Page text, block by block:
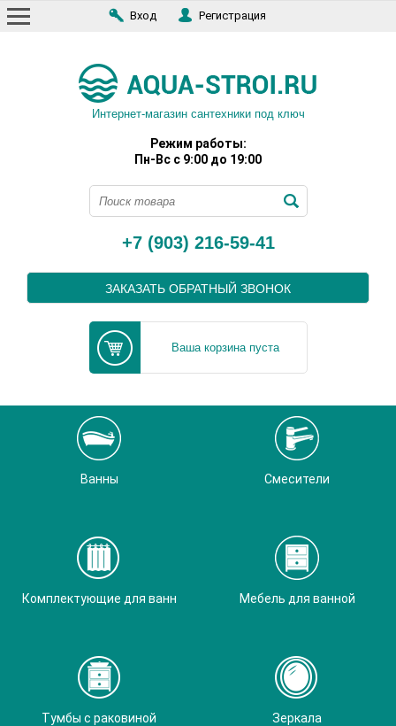
Вход Регистрация
Интернет-магазин сантехники под ключ
Режим работы:
Пн-Вс с 9:00 до 19:00
+7 (903) 216-59-41
ЗАКАЗАТЬ ОБРАТНЫЙ ЗВОНОК
Ваша корзина пуста
Ванны Смесители
Комплектующие для ванн Мебель для ванной
Тумбы с раковиной Зеркала